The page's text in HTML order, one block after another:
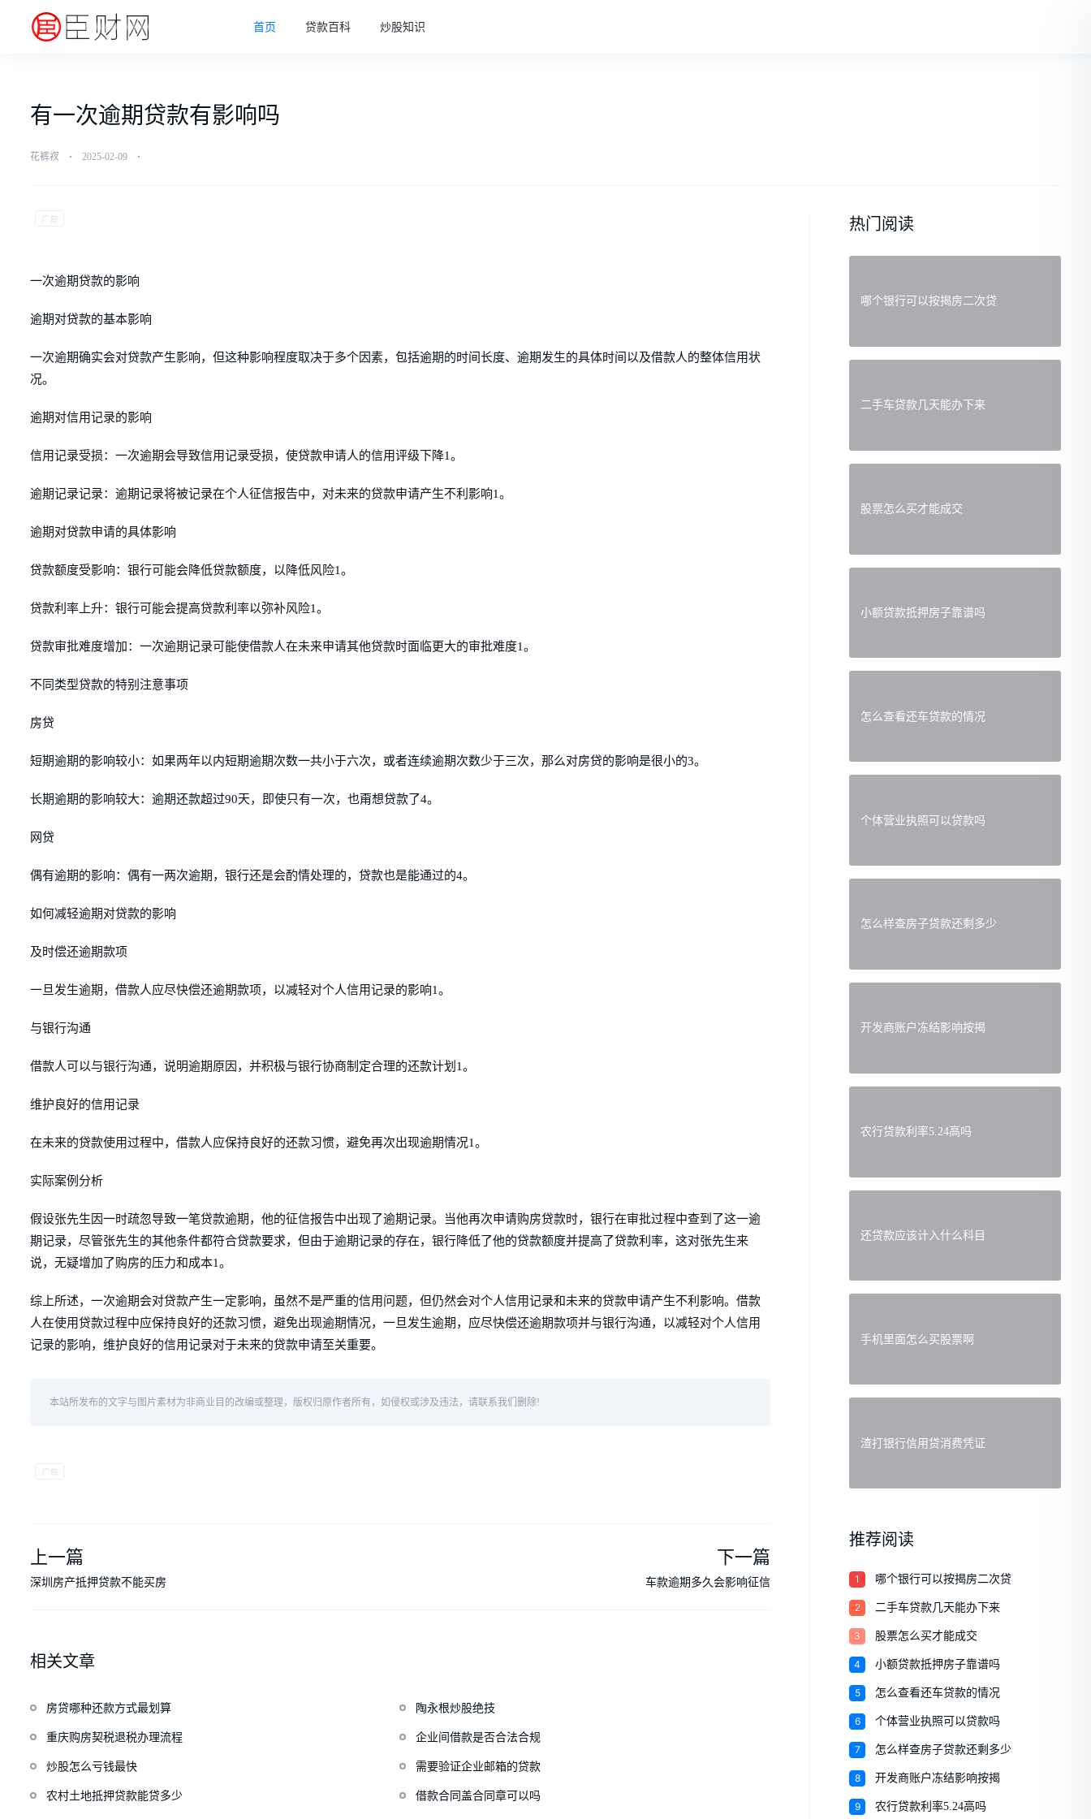
首页 贷款百科 炒股知识
有一次逾期贷款有影响吗
花裤衩 ⋅ 2025-02-09 ⋅
一次逾期贷款的影响
逾期对贷款的基本影响
一次逾期确实会对贷款产生影响，但这种影响程度取决于多个因素，包括逾期的时间长度、逾期发生的具体时间以及借款人的整体信用状
况。
逾期对信用记录的影响
信用记录受损：一次逾期会导致信用记录受损，使贷款申请人的信用评级下降1。
逾期记录记录：逾期记录将被记录在个人征信报告中，对未来的贷款申请产生不利影响1。
逾期对贷款申请的具体影响
贷款额度受影响：银行可能会降低贷款额度，以降低风险1。
贷款利率上升：银行可能会提高贷款利率以弥补风险1。
贷款审批难度增加：一次逾期记录可能使借款人在未来申请其他贷款时面临更大的审批难度1。
不同类型贷款的特别注意事项
房贷
短期逾期的影响较小：如果两年以内短期逾期次数一共小于六次，或者连续逾期次数少于三次，那么对房贷的影响是很小的3。
长期逾期的影响较大：逾期还款超过90天，即使只有一次，也甭想贷款了4。
网贷
偶有逾期的影响：偶有一两次逾期，银行还是会酌情处理的，贷款也是能通过的4。
如何减轻逾期对贷款的影响
及时偿还逾期款项
一旦发生逾期，借款人应尽快偿还逾期款项，以减轻对个人信用记录的影响1。
与银行沟通
借款人可以与银行沟通，说明逾期原因，并积极与银行协商制定合理的还款计划1。
维护良好的信用记录
在未来的贷款使用过程中，借款人应保持良好的还款习惯，避免再次出现逾期情况1。
实际案例分析
假设张先生因一时疏忽导致一笔贷款逾期，他的征信报告中出现了逾期记录。当他再次申请购房贷款时，银行在审批过程中查到了这一逾
期记录，尽管张先生的其他条件都符合贷款要求，但由于逾期记录的存在，银行降低了他的贷款额度并提高了贷款利率，这对张先生来
说，无疑增加了购房的压力和成本1。
综上所述，一次逾期会对贷款产生一定影响，虽然不是严重的信用问题，但仍然会对个人信用记录和未来的贷款申请产生不利影响。借款
人在使用贷款过程中应保持良好的还款习惯，避免出现逾期情况，一旦发生逾期，应尽快偿还逾期款项并与银行沟通，以减轻对个人信用
记录的影响，维护良好的信用记录对于未来的贷款申请至关重要。
本站所发布的文字与图片素材为非商业目的改编或整理，版权归原作者所有，如侵权或涉及违法，请联系我们删除!
上一篇
深圳房产抵押贷款不能买房
下一篇
车款逾期多久会影响征信
相关文章
房贷哪种还款方式最划算 陶永根炒股绝技
重庆购房契税退税办理流程 企业间借款是否合法合规
炒股怎么亏钱最快 需要验证企业邮箱的贷款
农村土地抵押贷款能贷多少 借款合同盖合同章可以吗
热门阅读
哪个银行可以按揭房二次贷
二手车贷款几天能办下来
股票怎么买才能成交
小额贷款抵押房子靠谱吗
怎么查看还车贷款的情况
个体营业执照可以贷款吗
怎么样查房子贷款还剩多少
开发商账户冻结影响按揭
农行贷款利率5.24高吗
还贷款应该计入什么科目
手机里面怎么买股票啊
渣打银行信用贷消费凭证
推荐阅读
1 哪个银行可以按揭房二次贷
2 二手车贷款几天能办下来
3 股票怎么买才能成交
4 小额贷款抵押房子靠谱吗
5 怎么查看还车贷款的情况
6 个体营业执照可以贷款吗
7 怎么样查房子贷款还剩多少
8 开发商账户冻结影响按揭
9 农行贷款利率5.24高吗